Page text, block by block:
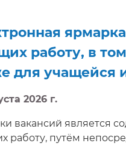
работу, в
для учащейся
2026 г.
вакансий является
работу, путём